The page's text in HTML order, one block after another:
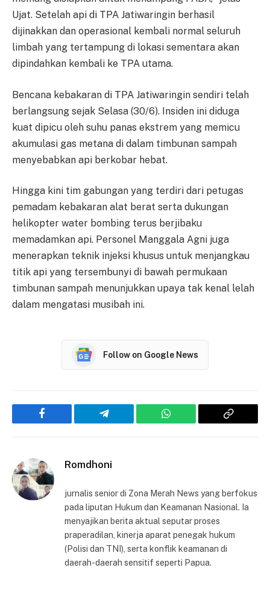
Ujat. Setelah api di TPA Jatiwaringin berhasil
dijinakkan dan operasional kembali normal seluruh
limbah yang tertampung di lokasi sementara akan
dipindahkan kembali ke TPA utama.
Bencana kebakaran di TPA Jatiwaringin sendiri telah
berlangsung sejak Selasa (30/6). Insiden ini diduga
kuat dipicu oleh suhu panas ekstrem yang memicu
akumulasi gas metana di dalam timbunan sampah
menyebabkan api berkobar hebat.
Hingga kini tim gabungan yang terdiri dari petugas
pemadam kebakaran alat berat serta dukungan
helikopter water bombing terus berjibaku
memadamkan api. Personel Manggala Agni juga
menerapkan teknik injeksi khusus untuk menjangkau
titik api yang tersembunyi di bawah permukaan
timbunan sampah menunjukkan upaya tak kenal lelah
dalam mengatasi musibah ini.
Follow on Google News
Facebook Telegram WhatsApp
Copy
Romdhoni
jurnalis senior di Zona Merah News yang berfokus
pada liputan Hukum dan Keamanan Nasional. Ia
menyajikan berita aktual seputar proses
praperadilan, kinerja aparat penegak hukum
(Polisi dan TNI), serta konflik keamanan di
daerah-daerah sensitif seperti Papua.